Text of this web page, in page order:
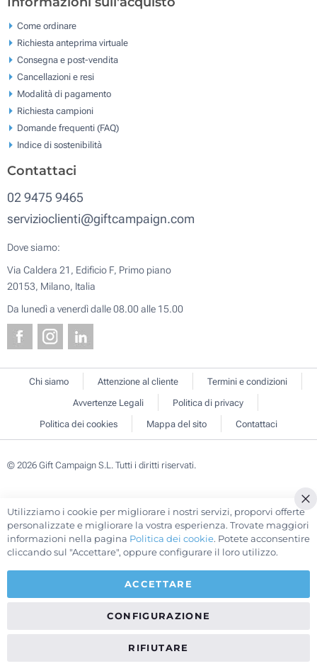
Come ordinare
Richiesta anteprima virtuale
Consegna e post-vendita
Cancellazioni e resi
Modalità di pagamento
Richiesta campioni
Domande frequenti (FAQ)
Indice di sostenibilità
Contattaci
02 9475 9465
servizioclienti@giftcampaign.com
Dove siamo:
Via Caldera 21, Edificio F, Primo piano
20153, Milano, Italia
Da lunedì a venerdì dalle 08.00 alle 15.00
Chi siamo Attenzione al cliente
Termini e condizioni
Avvertenze Legali
Politica di privacy
Politica dei cookies
Mappa del sito Contattaci
© 2026 Gift Campaign S.L. Tutti i diritti riservati.
Utilizziamo i cookie per migliorare i nostri servizi, proporvi offerte
personalizzate e migliorare la vostra esperienza. Trovate maggiori
informazioni nella pagina Politica dei cookie. Potete acconsentire
cliccando sul "Accettare", oppure configurare il loro utilizzo.
ACCETTARE
CONFIGURAZIONE
RIFIUTARE